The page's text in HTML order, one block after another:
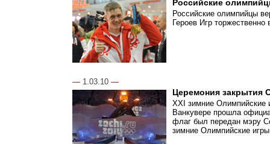
Российские
Российские олимпийцы
Героев Игр
— 1.03.10 —
Церемония закрытия
XXI зимние Олимпийские
Ванкувере прошла
флаг был передан мэру
зимние Олимпийские